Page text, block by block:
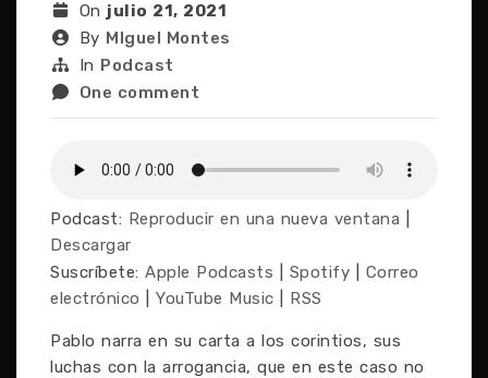
On julio 21, 2021
By MIguel Montes
In Podcast
One comment
Podcast: Reproducir en una nueva ventana
Descargar
Suscríbete: Apple Podcasts Spotify
Correo
electrónico
YouTube Music RSS
Pablo narra en su carta a los corintios, sus
luchas con la arrogancia, que en este caso no